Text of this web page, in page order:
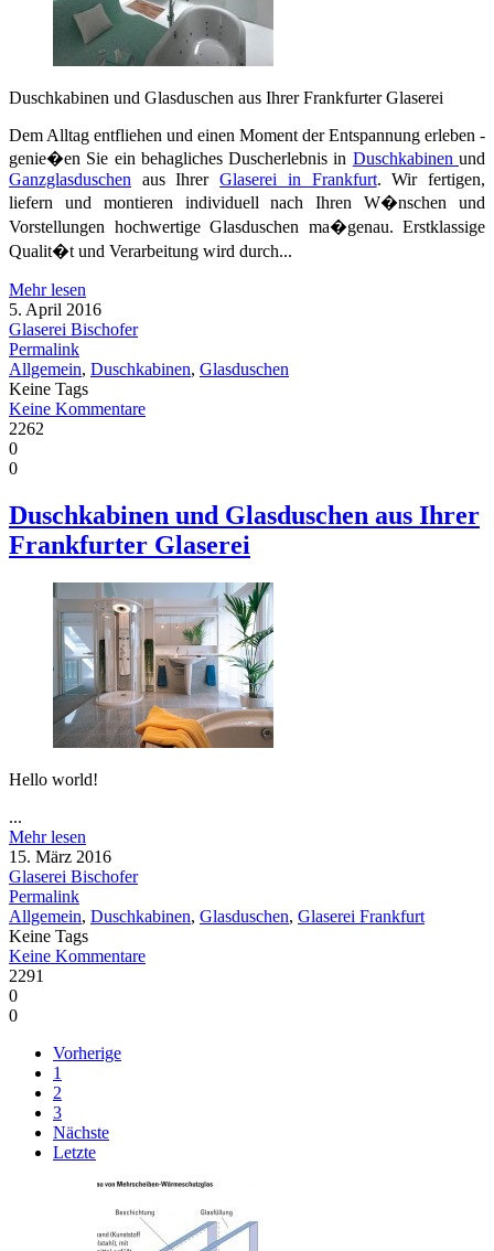
Duschkabinen und Glasduschen aus Ihrer Frankfurter Glaserei
Dem Alltag entfliehen und einen Moment der Entspannung erleben -
genie�en Sie ein behagliches Duscherlebnis in Duschkabinenund
Ganzglasduschen aus IhrerGlaserei in Frankfurt. Wir fertigen,
liefern und montieren individuell nach Ihren W�nschen und
Vorstellungen hochwertige Glasduschen ma�genau. Erstklassige
Qualit�t und Verarbeitung wird durch...
Mehr lesen
5. April 2016
Glaserei Bischofer
Permalink
Allgemein, Duschkabinen, Glasduschen
Keine Tags
Keine Kommentare
2262
0
0
Duschkabinen und Glasduschen aus Ihrer
Frankfurter Glaserei
Hello world!
...
Mehr lesen
15. März 2016
Glaserei Bischofer
Permalink
Allgemein, Duschkabinen, Glasduschen, Glaserei Frankfurt
Keine Tags
Keine Kommentare
2291
0
0
Vorherige
1
2
3
Nächste
Letzte